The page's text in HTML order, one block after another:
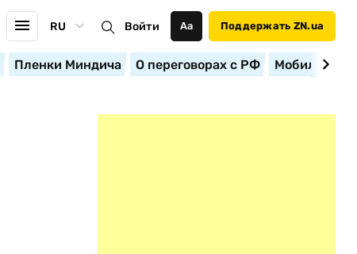
RU Войти Аа Поддержать ZN.ua
Пленки Миндича О переговорах с РФ